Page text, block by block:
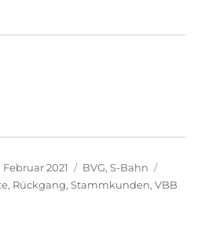
Februar 2021 Kategorien
BVG,S-Bahn
, Rückgang,Stammkunden,VBB